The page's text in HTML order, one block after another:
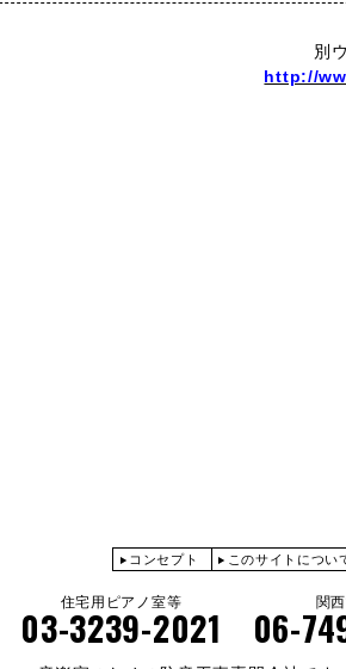
別
http://
コンセプト このサイトについ
住宅用ピアノ室等
03-3239-2021
関
06-